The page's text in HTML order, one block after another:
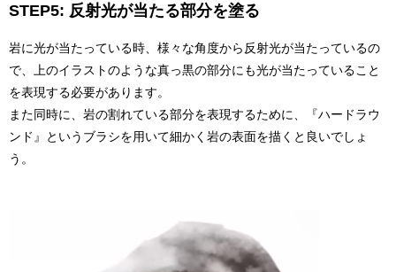
STEP5: 反射光が当たる部分を塗る
岩に光が当たっている時、様々な角度から反射光が当たっているの
で、上のイラストのような真っ黒の部分にも光が当たっていること
を表現する必要があります。
また同時に、岩の割れている部分を表現するために、『ハードラウ
ンド』というブラシを用いて細かく岩の表面を描くと良いでしょ
う。